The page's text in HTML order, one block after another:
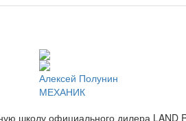
Алексей Полунин
МЕХАНИК
школу официального дилера LAND